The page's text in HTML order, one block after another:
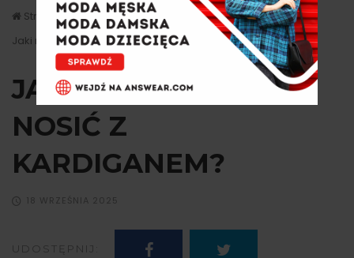
Strona główna
Porady
Jaki rodzaj topu nosić z kardiganem?
JAKI RODZAJ TOPU
NOSIĆ Z
KARDIGANEM?
18 WRZEŚNIA 2025
UDOSTĘPNIJ: